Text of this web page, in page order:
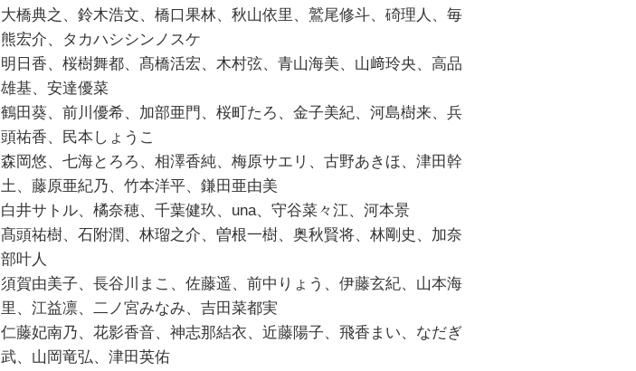
大橋典之、鈴木浩文、橋口果林、秋山依里、鷲尾修斗、碕理人、毎
熊宏介、タカハシシンノスケ
明日香、桜樹舞都、髙橋活宏、木村弦、青山海美、山﨑玲央、高品
雄基、安達優菜
鶴田葵、前川優希、加部亜門、桜町たろ、金子美紀、河島樹来、兵
頭祐香、民本しょうこ
森岡悠、七海とろろ、相澤香純、梅原サエリ、古野あきほ、津田幹
土、藤原亜紀乃、竹本洋平、鎌田亜由美
白井サトル、橘奈穂、千葉健玖、una、守谷菜々江、河本景
髙頭祐樹、石附潤、林瑠之介、曽根一樹、奥秋賢将、林剛史、加奈
部叶人
須賀由美子、長谷川まこ、佐藤遥、前中りょう、伊藤玄紀、山本海
里、江益凛、二ノ宮みなみ、吉田菜都実
仁藤妃南乃、花影香音、神志那結衣、近藤陽子、飛香まい、なだぎ
武、山岡竜弘、津田英佑